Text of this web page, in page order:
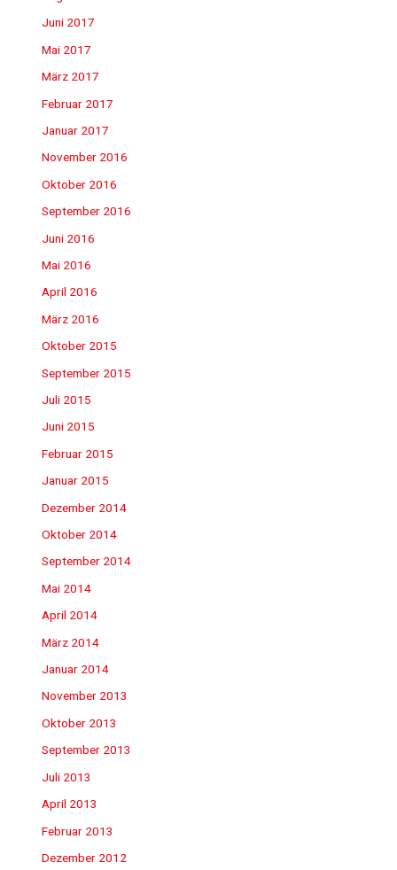
Juni 2017
Mai 2017
März 2017
Februar 2017
Januar 2017
November 2016
Oktober 2016
September 2016
Juni 2016
Mai 2016
April 2016
März 2016
Oktober 2015
September 2015
Juli 2015
Juni 2015
Februar 2015
Januar 2015
Dezember 2014
Oktober 2014
September 2014
Mai 2014
April 2014
März 2014
Januar 2014
November 2013
Oktober 2013
September 2013
Juli 2013
April 2013
Februar 2013
Dezember 2012